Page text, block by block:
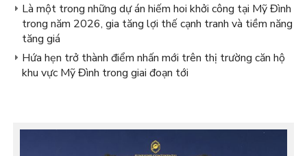
Là một trong những dự án hiếm hoi khởi công tại Mỹ Đình
trong năm 2026, gia tăng lợi thế cạnh tranh và tiềm năng
tăng giá
Hứa hẹn trở thành điểm nhấn mới trên thị trường căn hộ
khu vực Mỹ Đình trong giai đoạn tới